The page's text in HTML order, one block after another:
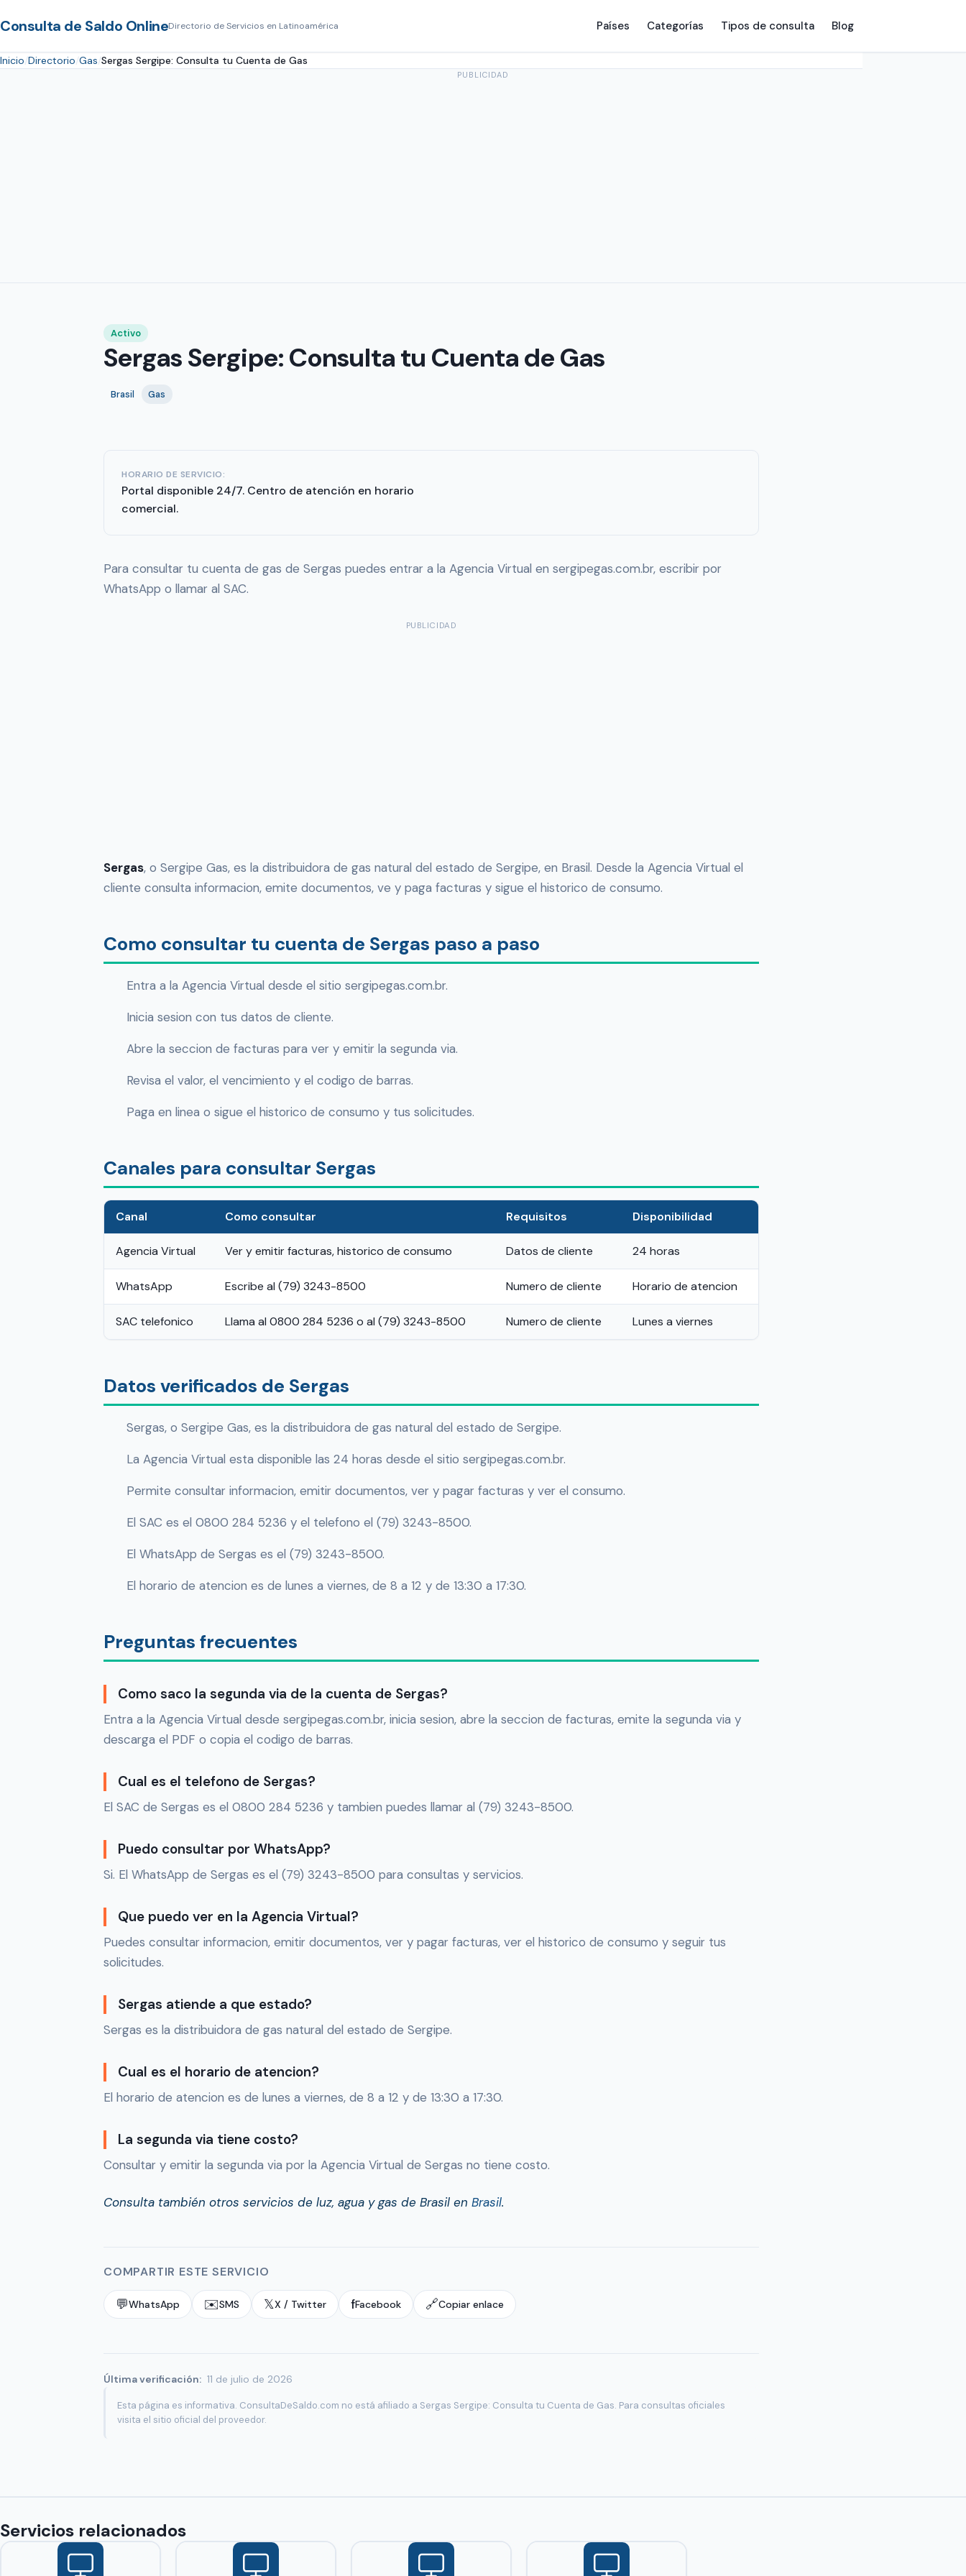
Consulta de Saldo OnlineDirectorio de Servicios en Latinoamérica Países Categorías Tipos de consulta Blog
Inicio Directorio Gas Sergas Sergipe: Consulta tu Cuenta de Gas
PUBLICIDAD
Activo
Sergas Sergipe: Consulta tu Cuenta de Gas
Brasil Gas
HORARIO DE SERVICIO:
Portal disponible 24/7. Centro de atención en horario
comercial.
Para consultar tu cuenta de gas de Sergas puedes entrar a la Agencia Virtual en sergipegas.com.br, escribir por
WhatsApp o llamar al SAC.
PUBLICIDAD
Sergas, o Sergipe Gas, es la distribuidora de gas natural del estado de Sergipe, en Brasil. Desde la Agencia Virtual el
cliente consulta informacion, emite documentos, ve y paga facturas y sigue el historico de consumo.
Como consultar tu cuenta de Sergas paso a paso
Entra a la Agencia Virtual desde el sitio sergipegas.com.br.
Inicia sesion con tus datos de cliente.
Abre la seccion de facturas para ver y emitir la segunda via.
Revisa el valor, el vencimiento y el codigo de barras.
Paga en linea o sigue el historico de consumo y tus solicitudes.
Canales para consultar Sergas
Canal Como consultar Requisitos Disponibilidad
Agencia Virtual Ver y emitir facturas, historico de consumo Datos de cliente 24 horas
WhatsApp Escribe al (79) 3243-8500 Numero de cliente Horario de atencion
SAC telefonico Llama al 0800 284 5236 o al (79) 3243-8500 Numero de cliente Lunes a viernes
Datos verificados de Sergas
Sergas, o Sergipe Gas, es la distribuidora de gas natural del estado de Sergipe.
La Agencia Virtual esta disponible las 24 horas desde el sitio sergipegas.com.br.
Permite consultar informacion, emitir documentos, ver y pagar facturas y ver el consumo.
El SAC es el 0800 284 5236 y el telefono el (79) 3243-8500.
El WhatsApp de Sergas es el (79) 3243-8500.
El horario de atencion es de lunes a viernes, de 8 a 12 y de 13:30 a 17:30.
Preguntas frecuentes
Como saco la segunda via de la cuenta de Sergas?
Entra a la Agencia Virtual desde sergipegas.com.br, inicia sesion, abre la seccion de facturas, emite la segunda via y
descarga el PDF o copia el codigo de barras.
Cual es el telefono de Sergas?
El SAC de Sergas es el 0800 284 5236 y tambien puedes llamar al (79) 3243-8500.
Puedo consultar por WhatsApp?
Si. El WhatsApp de Sergas es el (79) 3243-8500 para consultas y servicios.
Que puedo ver en la Agencia Virtual?
Puedes consultar informacion, emitir documentos, ver y pagar facturas, ver el historico de consumo y seguir tus
solicitudes.
Sergas atiende a que estado?
Sergas es la distribuidora de gas natural del estado de Sergipe.
Cual es el horario de atencion?
El horario de atencion es de lunes a viernes, de 8 a 12 y de 13:30 a 17:30.
La segunda via tiene costo?
Consultar y emitir la segunda via por la Agencia Virtual de Sergas no tiene costo.
Consulta también otros servicios de luz, agua y gas de Brasil en Brasil.
COMPARTIR ESTE SERVICIO
💬WhatsApp ✉️SMS 𝕏X / Twitter fFacebook 🔗Copiar enlace
Última verificación: 11 de julio de 2026
Esta página es informativa. ConsultaDeSaldo.com no está afiliado a Sergas Sergipe: Consulta tu Cuenta de Gas. Para consultas oficiales
visita el sitio oficial del proveedor.
Servicios relacionados